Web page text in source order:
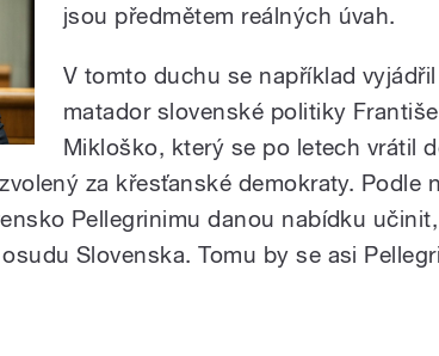
jsou předmětem reálných úvah.
V tomto duchu se například vyjádřil
matador slovenské politiky
Mikloško, který se po letech vrátil
za křesťanské demokraty. Podle
Pellegrinimu danou nabídku
Slovenska. Tomu by se asi